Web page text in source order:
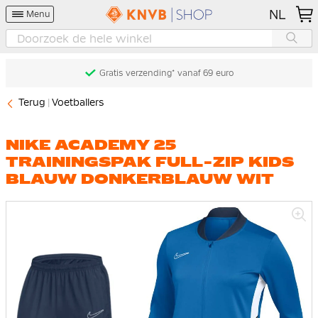
Menu NL
Gratis verzending* vanaf 69 euro
Terug Voetballers
NIKE ACADEMY 25
TRAININGSPAK FULL-ZIP KIDS
BLAUW DONKERBLAUW WIT
afbeeldingen-
gallerij